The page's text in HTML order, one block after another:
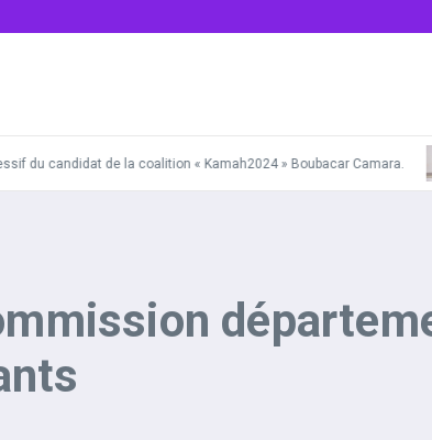
candidat de la coalition « Kamah2024 » Boubacar Camara.